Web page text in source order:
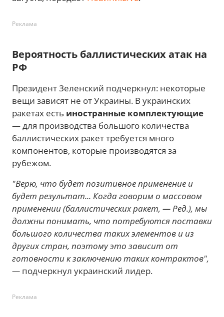
Реклама
Вероятность баллистических атак на
РФ
Президент Зеленский подчеркнул: некоторые
вещи зависят не от Украины. В украинских
ракетах есть иностранные комплектующие
— для производства большого количества
баллистических ракет требуется много
компонентов, которые производятся за
рубежом.
"Верю, что будет позитивное применение и
будет результат... Когда говорим о массовом
применении (баллистических ракет, — Ред.), мы
должны понимать, что потребуются поставки
большого количества таких элементов и из
других стран, поэтому это зависит от
готовности к заключению таких контрактов",
— подчеркнул украинский лидер.
Реклама